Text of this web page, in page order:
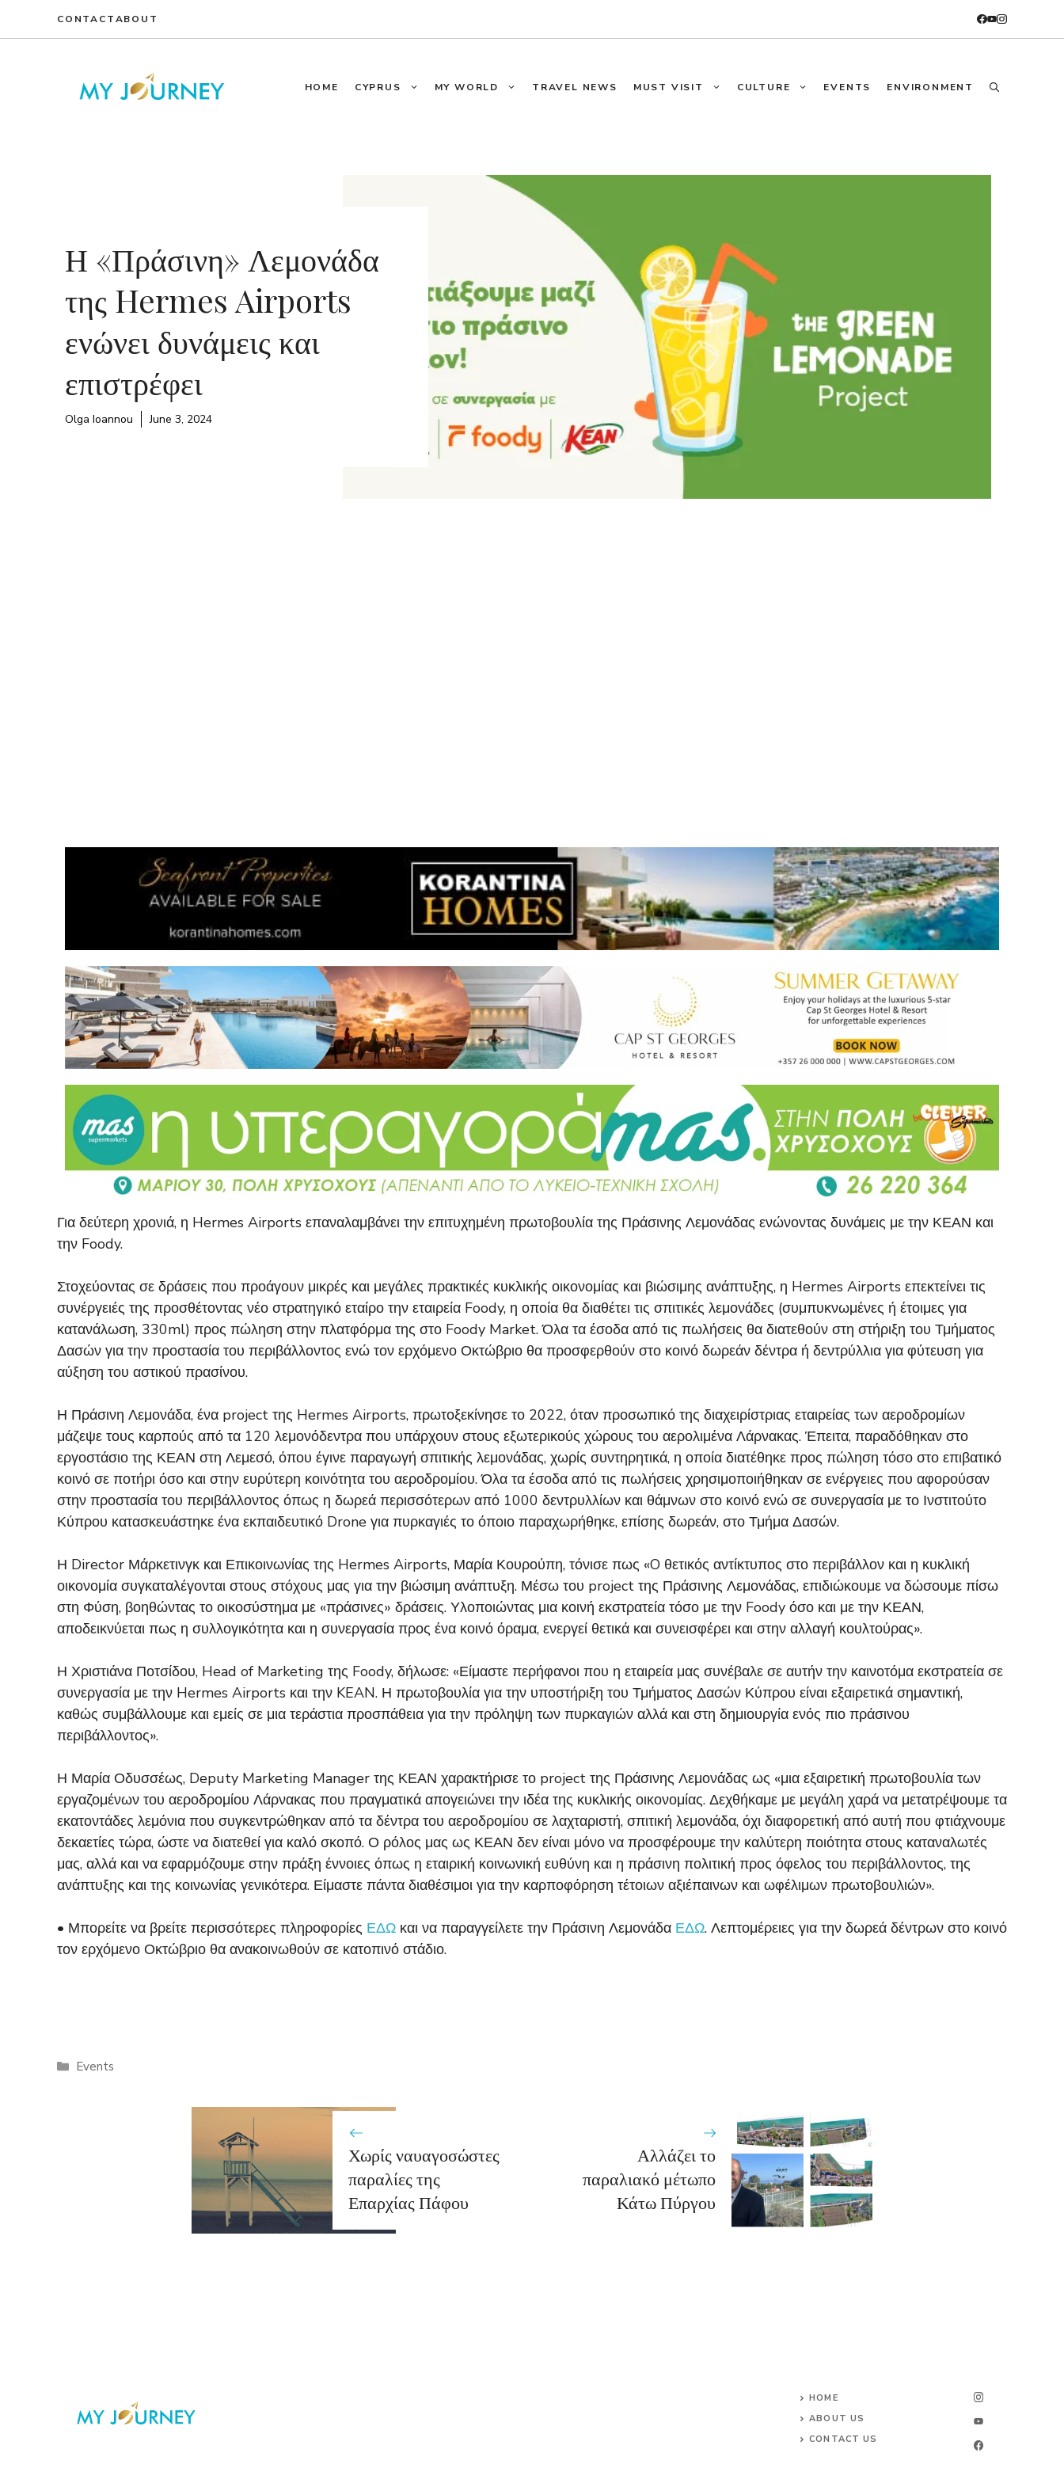
CONTACTABOUT
HOME CYPRUS MY WORLD TRAVEL NEWS MUST VISIT CULTURE EVENTS ENVIRONMENT
Η «Πράσινη» Λεμονάδα
της Hermes Airports
ενώνει δυνάμεις και
επιστρέφει
Olga Ioannou June 3, 2024
Για δεύτερη χρονιά, η Hermes Airports επαναλαμβάνει την επιτυχημένη πρωτοβουλία της Πράσινης Λεμονάδας ενώνοντας δυνάμεις με την ΚΕΑΝ και
την Foody.
Στοχεύοντας σε δράσεις που προάγουν μικρές και μεγάλες πρακτικές κυκλικής οικονομίας και βιώσιμης ανάπτυξης, η Hermes Airports επεκτείνει τις
συνέργειές της προσθέτοντας νέο στρατηγικό εταίρο την εταιρεία Foody, η οποία θα διαθέτει τις σπιτικές λεμονάδες (συμπυκνωμένες ή έτοιμες για
κατανάλωση, 330ml) προς πώληση στην πλατφόρμα της στο Foody Market. Όλα τα έσοδα από τις πωλήσεις θα διατεθούν στη στήριξη του Τμήματος
Δασών για την προστασία του περιβάλλοντος ενώ τον ερχόμενο Οκτώβριο θα προσφερθούν στο κοινό δωρεάν δέντρα ή δεντρύλλια για φύτευση για
αύξηση του αστικού πρασίνου.
Η Πράσινη Λεμονάδα, ένα project της Hermes Airports, πρωτοξεκίνησε το 2022, όταν προσωπικό της διαχειρίστριας εταιρείας των αεροδρομίων
μάζεψε τους καρπούς από τα 120 λεμονόδεντρα που υπάρχουν στους εξωτερικούς χώρους του αερολιμένα Λάρνακας. Έπειτα, παραδόθηκαν στο
εργοστάσιο της ΚΕΑΝ στη Λεμεσό, όπου έγινε παραγωγή σπιτικής λεμονάδας, χωρίς συντηρητικά, η οποία διατέθηκε προς πώληση τόσο στο επιβατικό
κοινό σε ποτήρι όσο και στην ευρύτερη κοινότητα του αεροδρομίου. Όλα τα έσοδα από τις πωλήσεις χρησιμοποιήθηκαν σε ενέργειες που αφορούσαν
στην προστασία του περιβάλλοντος όπως η δωρεά περισσότερων από 1000 δεντρυλλίων και θάμνων στο κοινό ενώ σε συνεργασία με το Ινστιτούτο
Κύπρου κατασκευάστηκε ένα εκπαιδευτικό Drone για πυρκαγιές το όποιο παραχωρήθηκε, επίσης δωρεάν, στο Τμήμα Δασών.
Η Director Μάρκετινγκ και Επικοινωνίας της Hermes Airports, Μαρία Κουρούπη, τόνισε πως «O θετικός αντίκτυπος στο περιβάλλον και η κυκλική
οικονομία συγκαταλέγονται στους στόχους μας για την βιώσιμη ανάπτυξη. Μέσω του project της Πράσινης Λεμονάδας, επιδιώκουμε να δώσουμε πίσω
στη Φύση, βοηθώντας το οικοσύστημα με «πράσινες» δράσεις. Υλοποιώντας μια κοινή εκστρατεία τόσο με την Foody όσο και με την ΚΕΑΝ,
αποδεικνύεται πως η συλλογικότητα και η συνεργασία προς ένα κοινό όραμα, ενεργεί θετικά και συνεισφέρει και στην αλλαγή κουλτούρας».
Η Χριστιάνα Ποτσίδου, Head of Marketing της Foody, δήλωσε: «Είμαστε περήφανοι που η εταιρεία μας συνέβαλε σε αυτήν την καινοτόμα εκστρατεία σε
συνεργασία με την Hermes Airports και την KEAN. Η πρωτοβουλία για την υποστήριξη του Τμήματος Δασών Κύπρου είναι εξαιρετικά σημαντική,
καθώς συμβάλλουμε και εμείς σε μια τεράστια προσπάθεια για την πρόληψη των πυρκαγιών αλλά και στη δημιουργία ενός πιο πράσινου
περιβάλλοντος».
Η Μαρία Οδυσσέως, Deputy Marketing Manager της ΚΕΑΝ χαρακτήρισε το project της Πράσινης Λεμονάδας ως «μια εξαιρετική πρωτοβουλία των
εργαζομένων του αεροδρομίου Λάρνακας που πραγματικά απογειώνει την ιδέα της κυκλικής οικονομίας. Δεχθήκαμε με μεγάλη χαρά να μετατρέψουμε τα
εκατοντάδες λεμόνια που συγκεντρώθηκαν από τα δέντρα του αεροδρομίου σε λαχταριστή, σπιτική λεμονάδα, όχι διαφορετική από αυτή που φτιάχνουμε
δεκαετίες τώρα, ώστε να διατεθεί για καλό σκοπό. Ο ρόλος μας ως ΚΕΑΝ δεν είναι μόνο να προσφέρουμε την καλύτερη ποιότητα στους καταναλωτές
μας, αλλά και να εφαρμόζουμε στην πράξη έννοιες όπως η εταιρική κοινωνική ευθύνη και η πράσινη πολιτική προς όφελος του περιβάλλοντος, της
ανάπτυξης και της κοινωνίας γενικότερα. Είμαστε πάντα διαθέσιμοι για την καρποφόρηση τέτοιων αξιέπαινων και ωφέλιμων πρωτοβουλιών».
• Μπορείτε να βρείτε περισσότερες πληροφορίες ΕΔΩ και να παραγγείλετε την Πράσινη Λεμονάδα ΕΔΩ. Λεπτομέρειες για την δωρεά δέντρων στο κοινό
τον ερχόμενο Οκτώβριο θα ανακοινωθούν σε κατοπινό στάδιο.
Categories
Events
Χωρίς ναυαγοσώστες
παραλίες της
Επαρχίας Πάφου
Αλλάζει το
παραλιακό μέτωπο
Κάτω Πύργου
HOME
ABOUT US
CONTACT US